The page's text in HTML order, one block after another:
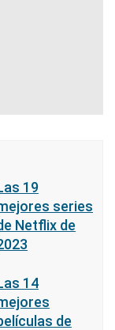
19
series
Netflix de
14
de